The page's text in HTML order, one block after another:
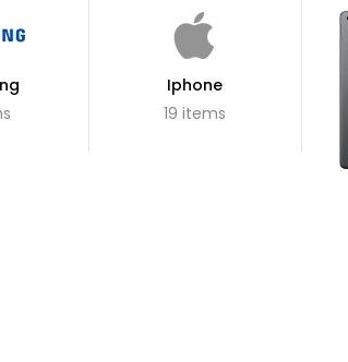
Iphone
19 items